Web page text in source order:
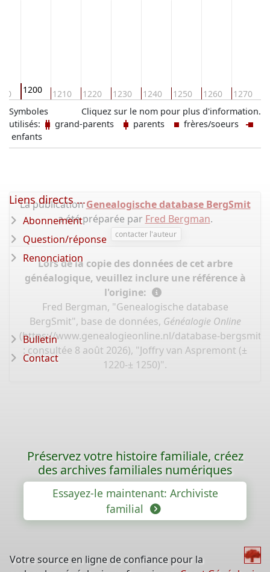
1200 1210 1220 1230 1240 1250 1260 1270
Cliquez sur le nom pour plus d'information.
Symboles
utilisés:
grand-parents parents
frères/soeurs
enfants
La publicationGenealogische database BergSmit
a été préparée par Fred Bergman.
contacter l'auteur
Lors de la copie des données de cet arbre
généalogique, veuillez inclure une référence à
l'origine:
Fred Bergman, "Genealogische database
BergSmit", base de données, Généalogie Online
(https://www.genealogieonline.nl/database-bergsmit/
: consultée 8 août 2026), "Joffry van Aspremont (±
1220-± 1250)".
Liens directs ...
Abonnement
Question/réponse
Renonciation
Bulletin
Contact
Préservez votre histoire familiale, créez
des archives familiales numériques
Essayez-le maintenant: Archiviste
familial
Votre source en ligne de confiance pour la